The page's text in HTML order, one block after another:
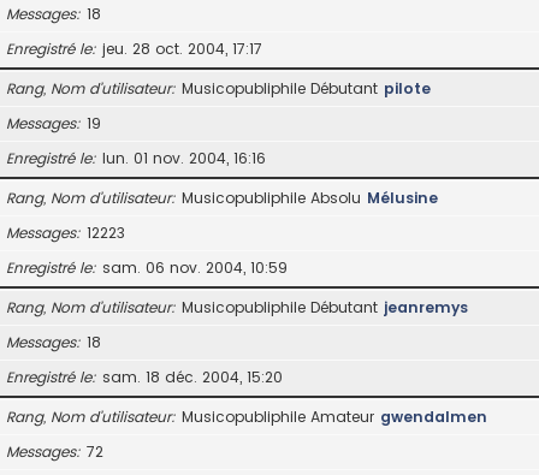
Messages 18
Enregistré le jeu. 28 oct. 2004, 17:17
Rang, Nom d’utilisateur Musicopubliphile Débutant pilote
Messages 19
Enregistré le lun. 01 nov. 2004, 16:16
Rang, Nom d’utilisateur Musicopubliphile Absolu Mélusine
Messages 12223
Enregistré le sam. 06 nov. 2004, 10:59
Rang, Nom d’utilisateur Musicopubliphile Débutant jeanremys
Messages 18
Enregistré le sam. 18 déc. 2004, 15:20
Rang, Nom d’utilisateur Musicopubliphile Amateur gwendalmen
Messages 72